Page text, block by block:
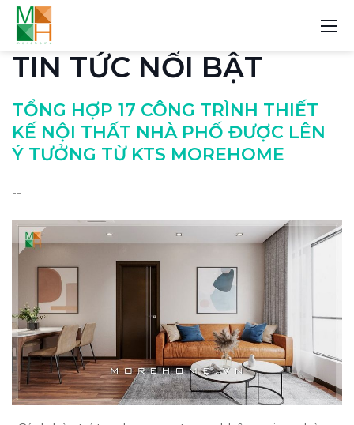
TIN TỨC NỔI BẬT
TỔNG HỢP 17 CÔNG TRÌNH THIẾT
KẾ NỘI THẤT NHÀ PHỐ ĐƯỢC LÊN
Ý TƯỞNG TỪ KTS MOREHOME
--